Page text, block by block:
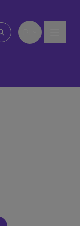
Wpisz, czego